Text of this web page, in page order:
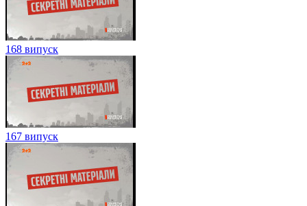
168 випуск
167 випуск